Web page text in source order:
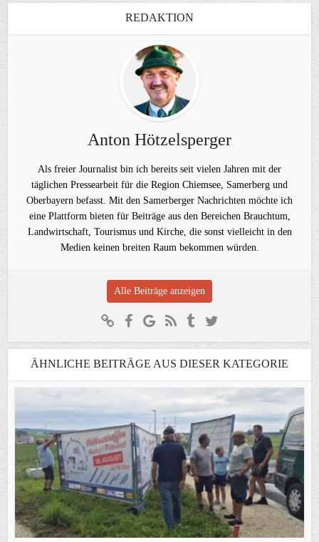
REDAKTION
Anton Hötzelsperger
Als freier Journalist bin ich bereits seit vielen Jahren mit der
täglichen Pressearbeit für die Region Chiemsee, Samerberg und
Oberbayern befasst. Mit den Samerberger Nachrichten möchte ich
eine Plattform bieten für Beiträge aus den Bereichen Brauchtum,
Landwirtschaft, Tourismus und Kirche, die sonst vielleicht in den
Medien keinen breiten Raum bekommen würden.
Alle Beiträge anzeigen
ÄHNLICHE BEITRÄGE AUS DIESER KATEGORIE